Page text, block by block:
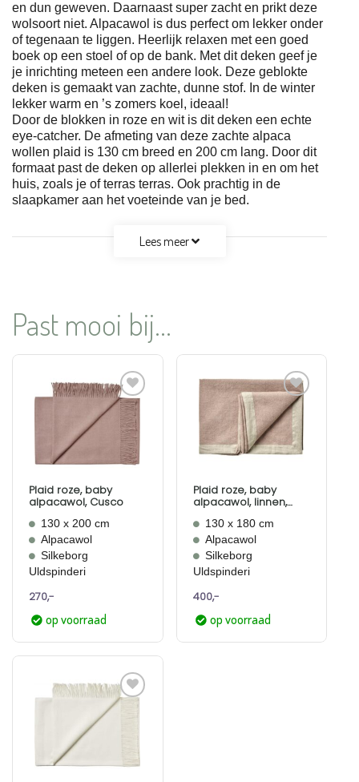
en dun geweven. Daarnaast super zacht en prikt deze
wolsoort niet. Alpacawol is dus perfect om lekker onder
of tegenaan te liggen. Heerlijk relaxen met een goed
boek op een stoel of op de bank. Met dit deken geef je
je inrichting meteen een andere look. Deze geblokte
deken is gemaakt van zachte, dunne stof. In de winter
lekker warm en ’s zomers koel, ideaal!
Door de blokken in roze en wit is dit deken een echte
eye-catcher. De afmeting van deze zachte alpaca
wollen plaid is 130 cm breed en 200 cm lang. Door dit
formaat past de deken op allerlei plekken in en om het
huis, zoals je of terras terras. Ook prachtig in de
slaapkamer aan het voeteinde van je bed.
Lees meer
Past mooi bij...
Aan
verlanglijst
toevoegen
Plaid roze, baby
alpacawol, Cusco
130 x 200 cm
Alpacawol
Silkeborg
Uldspinderi
270,-
op voorraad
Aan
verlanglijst
toevoegen
Plaid roze, baby
alpacawol, linnen,
130 x 180 cm
Alpacawol
Silkeborg
Uldspinderi
400,-
op voorraad
Aan
verlanglijst